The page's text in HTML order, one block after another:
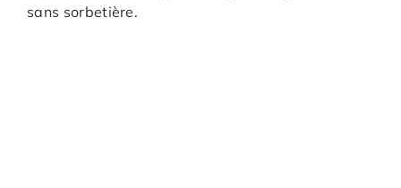
sans sorbetière.